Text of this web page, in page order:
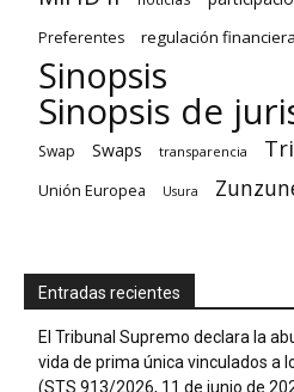
Preferentes regulación financiera
Sinopsis
Sinopsis de
Swap Swaps transparencia
Unión Europea Usura
Entradas recientes
El Tribunal Supremo declara la
vida de prima única vinculados a
(STS 913/2026, 11 de junio de